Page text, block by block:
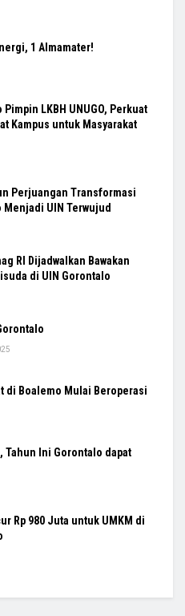
1 Almamater!
Pimpin LKBH UNUGO, Perkuat
Kampus untuk Masyarakat
Perjuangan Transformasi
Menjadi UIN Terwujud
RI Dijadwalkan Bawakan
di UIN Gorontalo
di Boalemo Mulai Beroperasi
Tahun Ini Gorontalo dapat
Rp 980 Juta untuk UMKM di